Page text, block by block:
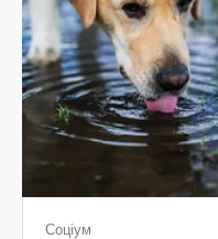
Соціум